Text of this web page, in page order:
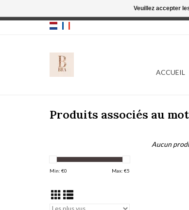
ACCUEIL
Produits associés au
Min: €0 Max: €5
Aucun
Veuillez accepter
Cette